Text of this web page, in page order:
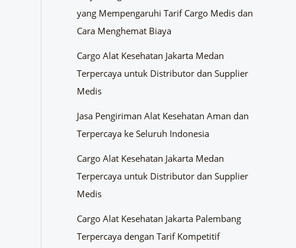
yang Mempengaruhi Tarif Cargo Medis dan
Cara Menghemat Biaya
Cargo Alat Kesehatan Jakarta Medan
Terpercaya untuk Distributor dan Supplier
Medis
Jasa Pengiriman Alat Kesehatan Aman dan
Terpercaya ke Seluruh Indonesia
Cargo Alat Kesehatan Jakarta Medan
Terpercaya untuk Distributor dan Supplier
Medis
Cargo Alat Kesehatan Jakarta Palembang
Terpercaya dengan Tarif Kompetitif